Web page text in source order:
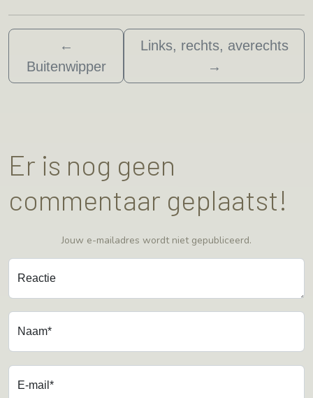
←
Buitenwipper
Links, rechts, averechts
→
Er is nog geen
commentaar geplaatst!
Jouw e-mailadres wordt niet gepubliceerd.
Reactie
Naam*
E-mail*